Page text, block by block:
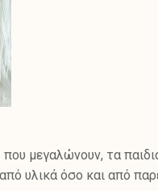
που μεγαλώνουν, τα
υλικά όσο και από